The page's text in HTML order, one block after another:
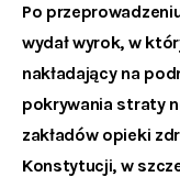
Po
wydał wyrok, w
nakładający na
pokrywania straty
zakładów opieki
Konstytucji, w